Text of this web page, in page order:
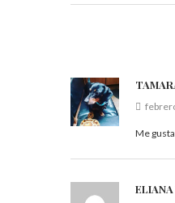
Me
ELIANA